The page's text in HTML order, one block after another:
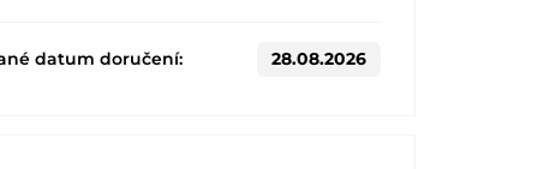
datum doručení: 28.08.2026